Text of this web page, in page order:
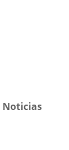
Noticias